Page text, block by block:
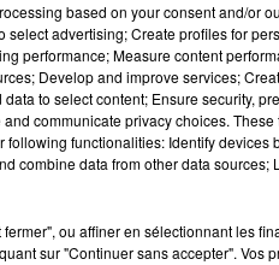
7 août 2026
DINER CONCERT
based on your consent and/or
advertising; Create profiles for
performance; Measure content
Develop and improve services;
to select content; Ensure security,
communicate privacy choices.
functionalities: Identify devices
combine data from other data sources;
ou affiner en sélectionnant les
sur "Continuer sans accepter". Vos